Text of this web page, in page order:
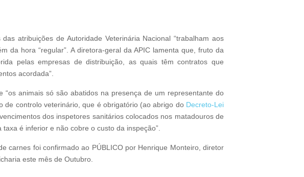
atribuições de Autoridade Veterinária Nacional “trabalham aos
da hora “regular”. A diretora-geral da APIC lamenta que, fruto da
pelas empresas de distribuição, as quais têm contratos que
acordada”.
animais só são abatidos na presença de um representante do
de controlo veterinário, que é obrigatório (ao abrigo do Decreto-Lei
dos inspetores sanitários colocados nos matadouros de
é inferior e não cobre o custo da inspeção”.
carnes foi confirmado ao PÚBLICO por Henrique Monteiro, diretor
este mês de Outubro.